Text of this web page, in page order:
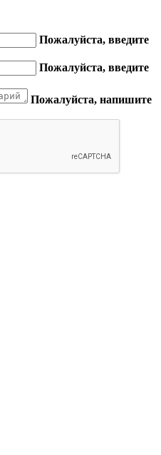
Пожалуйста, введите
Пожалуйста, введите
Пожалуйста, напишите